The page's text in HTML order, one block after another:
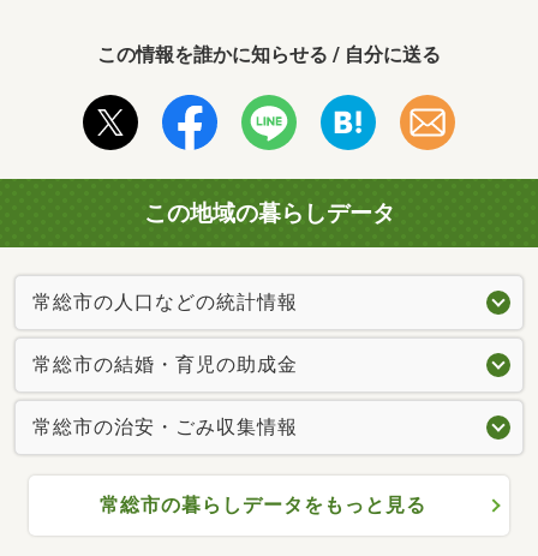
この情報を誰かに知らせる / 自分に送る
この地域の暮らしデータ
常総市の人口などの統計情報
常総市の結婚・育児の助成金
常総市の治安・ごみ収集情報
常総市の暮らしデータをもっと見る